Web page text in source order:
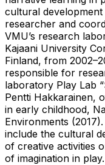
cultural
researcher and
VMU’s research
Kajaani University
Finland, from
responsible for
laboratory Play Lab
Pentti Hakkarainen,
in early childhood,
Environments
include the cultural
of creative activities
of imagination in play.